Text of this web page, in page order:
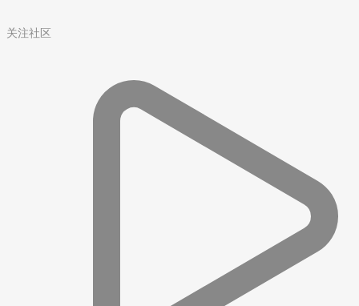
关注社区